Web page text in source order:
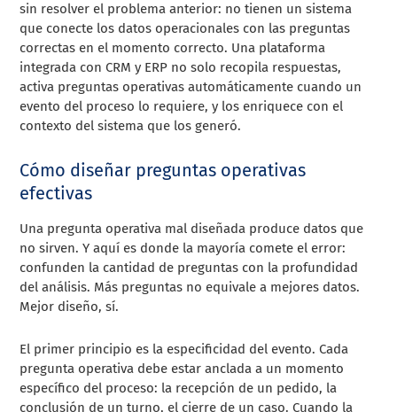
sin resolver el problema anterior: no tienen un sistema
que conecte los datos operacionales con las preguntas
correctas en el momento correcto. Una plataforma
integrada con CRM y ERP no solo recopila respuestas,
activa preguntas operativas automáticamente cuando un
evento del proceso lo requiere, y los enriquece con el
contexto del sistema que los generó.
Cómo diseñar preguntas operativas
efectivas
Una pregunta operativa mal diseñada produce datos que
no sirven. Y aquí es donde la mayoría comete el error:
confunden la cantidad de preguntas con la profundidad
del análisis. Más preguntas no equivale a mejores datos.
Mejor diseño, sí.
El primer principio es la especificidad del evento. Cada
pregunta operativa debe estar anclada a un momento
específico del proceso: la recepción de un pedido, la
conclusión de un turno, el cierre de un caso. Cuando la